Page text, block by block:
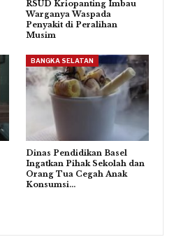
RSUD Kriopanting Imbau
Warganya Waspada
Penyakit di Peralihan
Musim
BANGKA SELATAN
Dinas Pendidikan Basel
Ingatkan Pihak Sekolah dan
Orang Tua Cegah Anak
Konsumsi…